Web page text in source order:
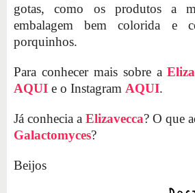
gotas, como os produtos a
embalagem bem colorida e
porquinhos.
Para conhecer mais sobre a
AQUI e o Instagram AQUI.
Já conhecia a Elizavecca? O que
Galactomyces?
Beijos